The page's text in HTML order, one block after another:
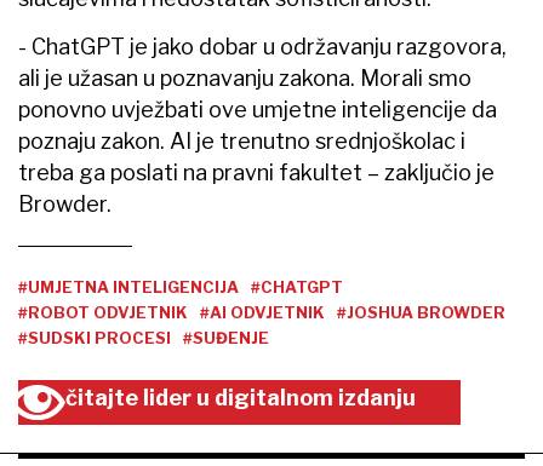
- ChatGPT je jako dobar u održavanju razgovora,
ali je užasan u poznavanju zakona. Morali smo
ponovno uvježbati ove umjetne inteligencije da
poznaju zakon. AI je trenutno srednjoškolac i
treba ga poslati na pravni fakultet – zaključio je
Browder.
#UMJETNA INTELIGENCIJA
#CHATGPT
#ROBOT ODVJETNIK
#AI ODVJETNIK
#JOSHUA BROWDER
#SUDSKI PROCESI
#SUĐENJE
čitajte lider u digitalnom izdanju